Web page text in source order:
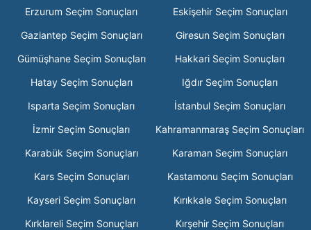
Erzurum Seçim Sonuçları
Eskişehir Seçim Sonuçları
Gaziantep Seçim Sonuçları
Giresun Seçim Sonuçları
Gümüşhane Seçim Sonuçları
Hakkari Seçim Sonuçları
Hatay Seçim Sonuçları
Iğdır Seçim Sonuçları
Isparta Seçim Sonuçları
İstanbul Seçim Sonuçları
İzmir Seçim Sonuçları
Kahramanmaraş Seçim Sonuçları
Karabük Seçim Sonuçları
Karaman Seçim Sonuçları
Kars Seçim Sonuçları
Kastamonu Seçim Sonuçları
Kayseri Seçim Sonuçları
Kırıkkale Seçim Sonuçları
Kırklareli Seçim Sonuçları
Kırşehir Seçim Sonuçları